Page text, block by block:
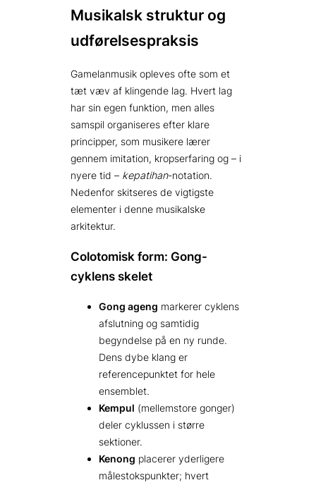
Musikalsk struktur og
udførelsespraksis
Gamelanmusik opleves ofte som et
tæt væv af klingende lag. Hvert lag
har sin egen funktion, men alles
samspil organiseres efter klare
principper, som musikere lærer
gennem imitation, kropserfaring og – i
nyere tid – kepatihan-notation.
Nedenfor skitseres de vigtigste
elementer i denne musikalske
arkitektur.
Colotomisk form: Gong-
cyklens skelet
Gong ageng markerer cyklens
afslutning og samtidig
begyndelse på en ny runde.
Dens dybe klang er
referencepunktet for hele
ensemblet.
Kempul (mellemstore gonger)
deler cyklussen i større
sektioner.
Kenong placerer yderligere
målestokspunkter; hvert